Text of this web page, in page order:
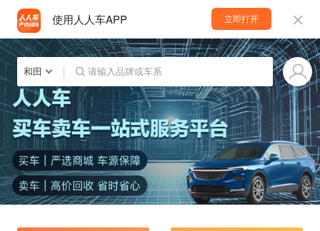
使用人人车APP 立即打开
和田 请输入品牌或车系